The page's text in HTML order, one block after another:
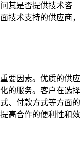
其是否提供技术咨
技术支持的供应商，
要因素。优质的供应
的服务。客户在选择
、付款方式等方面的
高合作的便利性和效